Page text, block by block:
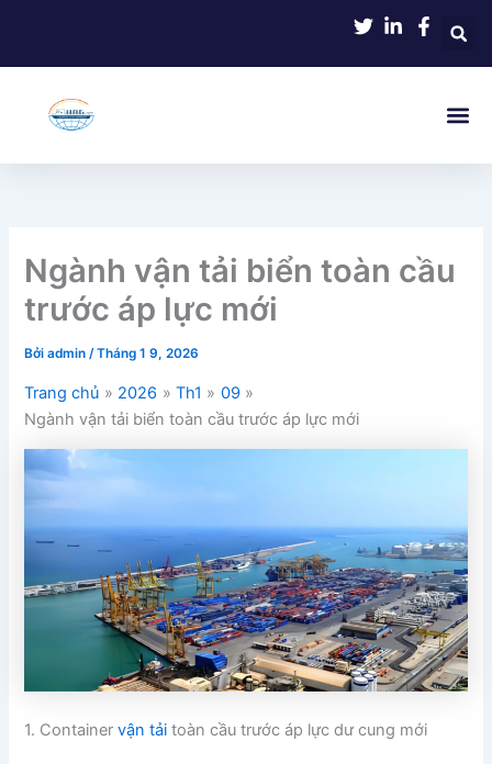
nội
Ngành vận tải biển toàn cầu
trước áp lực mới
Bởiadmin/Tháng 1 9, 2026
Trang chủ 2026 Th1
09
Ngành vận tải biển toàn cầu trước áp lực mới
1. Containervận tảitoàn cầu trước áp lực dư cung mới